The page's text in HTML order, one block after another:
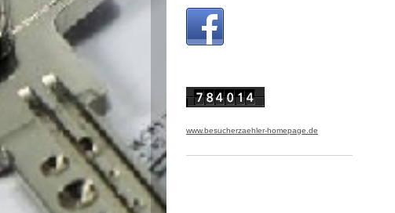
www.besucherzaehler-homepage.de